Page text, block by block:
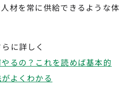
材を常に供給できるような体
に詳しく
るの？これを読めば基本的
よくわかる